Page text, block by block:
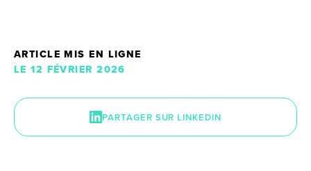
ARTICLE MIS EN LIGNE
LE 12 FÉVRIER 2026
PARTAGER SUR LINKEDIN